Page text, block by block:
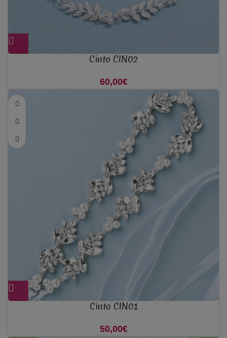
Cinto CIN02
60,00€
Cinto CIN01
50,00€